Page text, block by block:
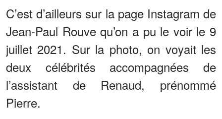
C’est d’ailleurs sur la page Instagram de
Jean-Paul Rouve qu’on a pu le voir le 9
juillet 2021. Sur la photo, on voyait les
deux célébrités accompagnées de
l’assistant de Renaud, prénommé
Pierre.